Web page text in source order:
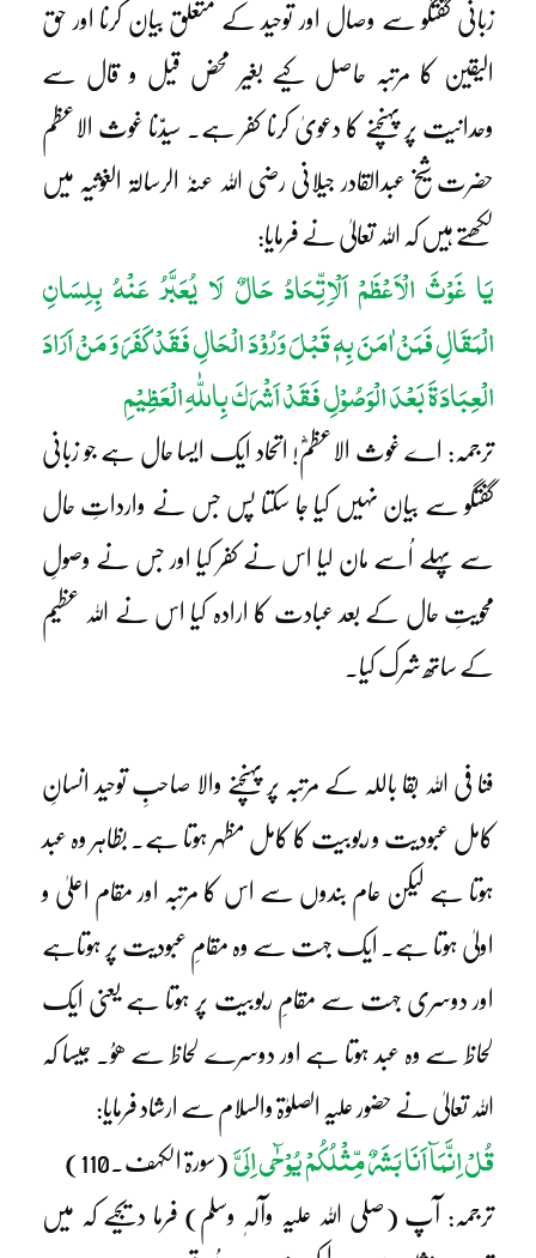
زبانی گفتگو سے وصال اور توحید کے متعلق بیان کرنا اور حق
الیقین کا مرتبہ حاصل کیے بغیر محض قیل و قال سے
وحدانیت پر پہنچنے کا دعویٰ کرنا کفر ہے۔ سیدّنا غوث الاعظم
حضرت شیخ عبدالقادر جیلانی رضی اللہ عنہٗ الرسالۃ الغوثیہ میں
لکھتے ہیں کہ اللہ تعالیٰ نے فرمایا:
یَا غَوْثَ الْاَعْظَمْ اَلْاِتِّحَادُ حَالٌ لَا یُعَبَّرُ عَنْہُ بِلِسَانِ
الْمَقَالِ فَمَنْ اٰمَنَ بِہٖ قَبْلَ وَرُوْدَ الْحَالِ فَقَدْ کَفَرَ وَ مَنْ اَرَادَ
الْعِبَادَۃَ بَعْدَ الْوَصُوْلِ فَقَدْ اَشْرَکَ بِاللّٰہِ الْعَظِیْمِ
ترجمہ: اے غوث الاعظمؓ! اتحاد ایک ایسا حال ہے جو زبانی
گفتگو سے بیان نہیں کیا جا سکتا پس جس نے وارداتِ حال
سے پہلے اُسے مان لیا اس نے کفر کیا اور جس نے وصولِ
محویتِ حال کے بعد عبادت کا ارادہ کیا اس نے اللہ عظیم
کے ساتھ شرک کیا۔
فنا فی اللہ بقا باللہ کے مرتبہ پر پہنچنے والا صاحبِ توحید انسانِ
کامل عبودیت و ربوبیت کا کامل مظہر ہوتا ہے۔ بظاہر وہ عبد
ہوتا ہے لیکن عام بندوں سے اس کا مرتبہ اور مقام اعلیٰ و
اولیٰ ہوتا ہے۔ ایک جہت سے وہ مقامِ عبودیت پر ہوتاہے
اور دوسری جہت سے مقامِ ربوبیت پر ہوتا ہے یعنی ایک
لحاظ سے وہ عبد ہوتا ہے اور دوسرے لحاظ سے ھوُ۔ جیسا کہ
اللہ تعالیٰ نے حضور علیہ الصلوٰۃ والسلام سے ارشاد فرمایا:
قُلْ اِنَّمَآ اَنَا بَشَرٌ مِّثْلُکُمْ یُوْحٰٓی اِلَیَّ (سورۃ الکہف۔110)
ترجمہ: آپ (صلی اللہ علیہ وآلہٖ وسلم) فرما دیجیے کہ میں